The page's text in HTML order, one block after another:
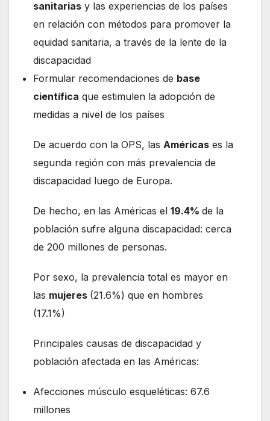
sanitarias y las experiencias de los países
en relación con métodos para promover la
equidad sanitaria, a través de la lente de la
discapacidad
Formular recomendaciones de base
científica que estimulen la adopción de
medidas a nivel de los países
De acuerdo con la OPS, las Américas es la
segunda región con más prevalencia de
discapacidad luego de Europa.
De hecho, en las Américas el 19.4% de la
población sufre alguna discapacidad: cerca
de 200 millones de personas.
Por sexo, la prevalencia total es mayor en
las mujeres (21.6%) que en hombres
(17.1%)
Principales causas de discapacidad y
población afectada en las Américas:
Afecciones músculo esqueléticas: 67.6
millones